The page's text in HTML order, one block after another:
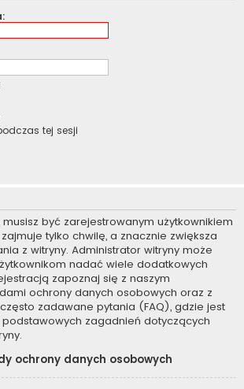
tej sesji
być zarejestrowanym użytkownikiem
tylko chwilę, a znacznie zwiększa
z witryny. Administrator witryny może
nadać wiele dodatkowych
zapoznaj się z naszym
ochrony danych osobowych oraz z
zadawane pytania (FAQ), gdzie jest
zagadnień dotyczących
ochrony danych osobowych